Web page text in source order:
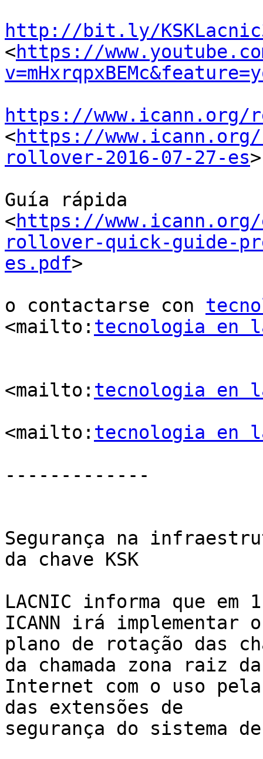
http://bit.ly/
<https://
https://www.icann.org/
<https://
rollover-2016-07-27-es>
Guía rápida
<https://
rollover-quick-guide-
es.pdf>
o contactarse con
<mailto: tecnologia en
<mailto: tecnologia en
<mailto: tecnologia en
-------------
Segurança na
da chave KSK
LACNIC informa que
ICANN irá implementar
plano de rotação das
da chamada zona raiz
Internet com o uso
das extensões de
segurança do sistema